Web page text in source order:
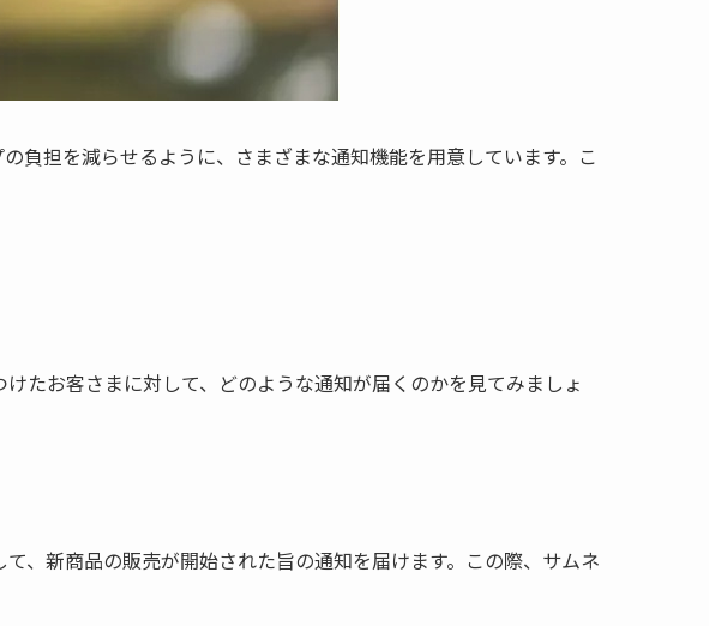
負担を減らせるように、さまざまな通知機能を用意しています。こ
たお客さまに対して、どのような通知が届くのかを見てみましょ
、新商品の販売が開始された旨の通知を届けます。この際、サムネ